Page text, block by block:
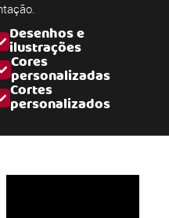
Desenhos e
ilustrações
Cores
personalizadas
Cortes
personalizados